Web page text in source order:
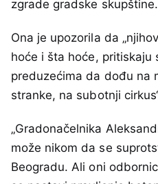
zgrade gradske skupštine.
Ona je upozorila da
hoće i šta hoće, pritiskaju
preduzećima da dođu na
stranke, na subotnji
„Gradonačelnika
može nikom da se
Beogradu. Ali oni